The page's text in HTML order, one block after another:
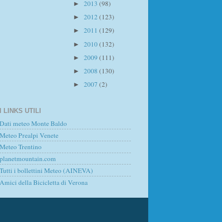
► 2013 (98)
► 2012 (123)
► 2011 (129)
► 2010(132)
► 2009 (111)
► 2008 (130)
► 2007 (2)
I LINKS UTILI
Dati meteo Monte Baldo
Meteo Prealpi Venete
Meteo Trentino
planetmountain.com
Tutti i bollettini Meteo (AINEVA)
Amici della Bicicletta di Verona